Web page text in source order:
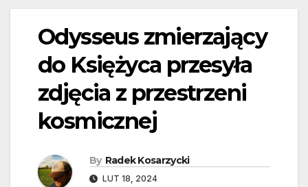
Odysseus zmierzający
do Księżyca przesyła
zdjęcia z przestrzeni
kosmicznej
By Radek Kosarzycki
LUT 18, 2024